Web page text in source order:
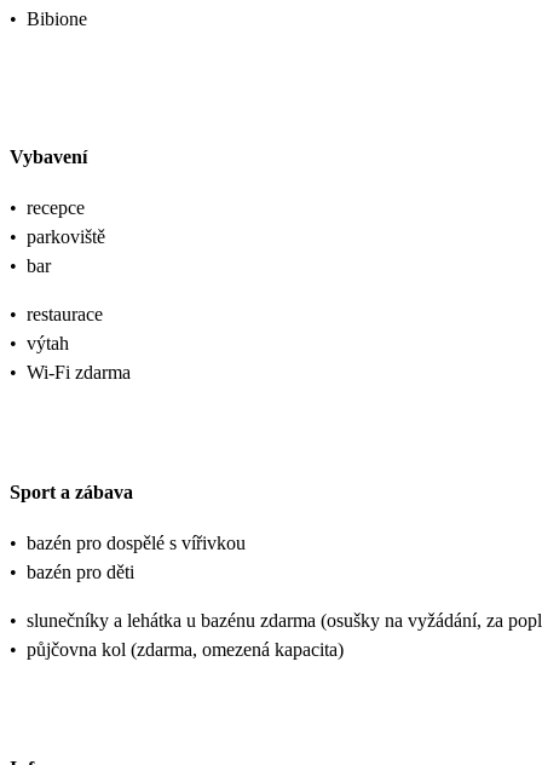
• Bibione
Vybavení
• recepce
• parkoviště
• bar
• restaurace
• výtah
• Wi-Fi zdarma
Sport a zábava
• bazén pro dospělé s vířivkou
• bazén pro děti
• slunečníky a lehátka u bazénu zdarma (osušky na vyžádání, za
• půjčovna kol (zdarma, omezená kapacita)